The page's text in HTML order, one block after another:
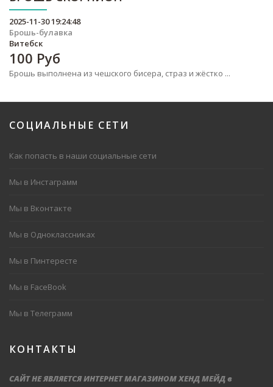
2025-11-30 19:24:48
Брошь-булавка
Витебск
100 Руб
Брошь выполнена из чешского бисера, страз и жёстко ...
СОЦИАЛЬНЫЕ СЕТИ
Как попасть в наши социальные сети
Мы в Инстаграмм
Мы в Вконтакте
Мы в Одноклассниках
Мы в Пинтересте
Мы в FaceBook
Мы в Телеграмм
КОНТАКТЫ
САЙТ НЕ ЯВЛЯЕТСЯ ИНТЕРНЕТ МАГАЗИНОМ ХЕНД МЕЙД в